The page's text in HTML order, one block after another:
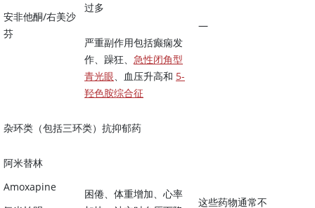
安非他酮/右美沙
芬
过多
严重副作用包括癫痫发
作、躁狂、 急性闭角型
青光眼、血压升高和 5-
羟色胺综合征
—
杂环类（包括三环类）抗抑郁药
阿米替林
Amoxapine
困倦、体重增加、心率
这些药物通常不